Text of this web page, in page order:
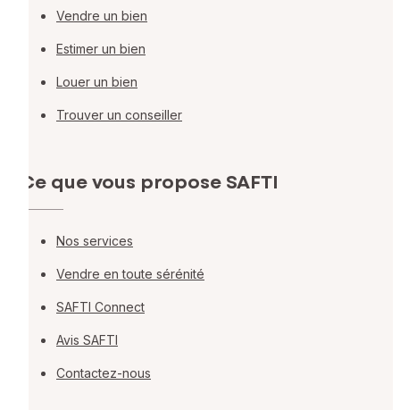
Vendre un bien
Estimer un bien
Louer un bien
Trouver un conseiller
Ce que vous propose SAFTI
Nos services
Vendre en toute sérénité
SAFTI Connect
Avis SAFTI
Contactez-nous